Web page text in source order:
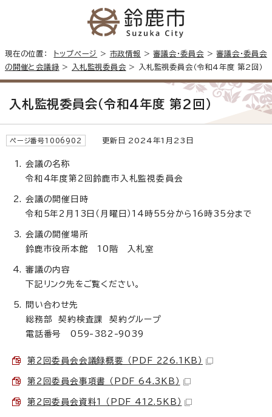
現在の位置： トップページ > 市政情報 >審議会・委員会 >審議会・委員会
の開催と会議録 > 入札監視委員会 > 入札監視委員会（令和4年度 第2回）
入札監視委員会（令和4年度 第2回）
ページ番号1006902 更新日 2024年1月23日
会議の名称
令和4年度第2回鈴鹿市入札監視委員会
会議の開催日時
令和5年2月13日（月曜日）14時55分から16時35分まで
会議の開催場所
鈴鹿市役所本館 10階 入札室
審議の内容
下記リンク先をご覧ください。
問い合わせ先
総務部 契約検査課 契約グループ
電話番号 059-382-9039
第2回委員会会議録概要 （PDF 226.1KB）
第2回委員会事項書 （PDF 64.3KB）
第2回委員会資料1 （PDF 412.5KB）